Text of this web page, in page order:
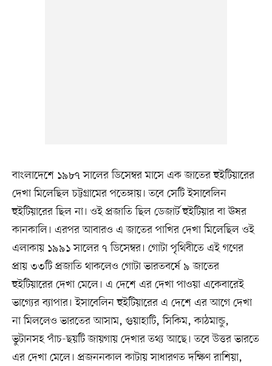
বাংলাদেশে ১৯৮৭ সালের ডিসেম্বর মাসে এক জাতের হুইটিয়ারের
দেখা মিলেছিল চট্টগ্রামের পতেঙ্গায়। তবে সেটি ইসাবেলিন
হুইটিয়ারের ছিল না। ওই প্রজাতি ছিল ডেজার্ট হুইটিয়ার বা ঊষর
কানকালি। এরপর আবারও এ জাতের পাখির দেখা মিলেছিল ওই
এলাকায় ১৯৯১ সালের ৭ ডিসেম্বর। গোটা পৃথিবীতে এই গণের
প্রায় ৩৩টি প্রজাতি থাকলেও গোটা ভারতবর্ষে ৯ জাতের
হুইটিয়ারের দেখা মেলে। এ দেশে এর দেখা পাওয়া একেবারেই
ভাগ্যের ব্যাপার। ইসাবেলিন হুইটিয়ারের এ দেশে এর আগে দেখা
না মিললেও ভারতের আসাম, গুয়াহাটি, সিকিম, কাঠমান্ডু,
ভুটানসহ পাঁচ-ছয়টি জায়গায় দেখার তথ্য আছে। তবে উত্তর ভারতে
এর দেখা মেলে। প্রজননকাল কাটায় সাধারণত দক্ষিণ রাশিয়া,